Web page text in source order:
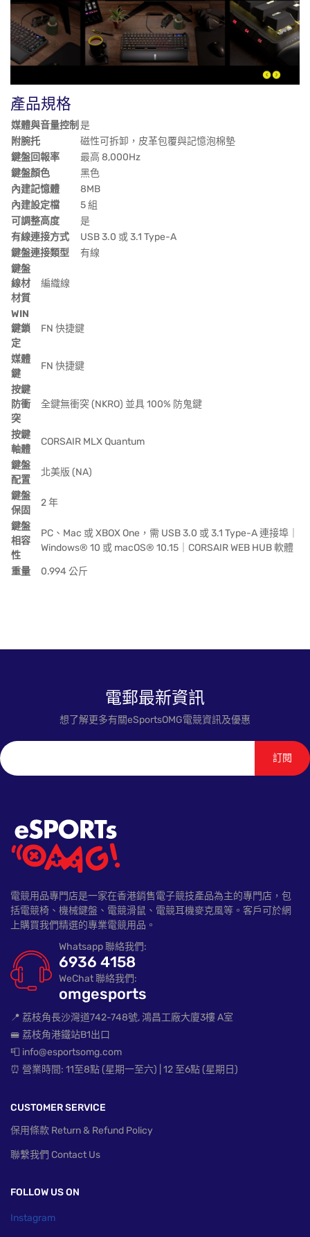
產品規格
媒體與音量控制 是
附腕托
磁性可拆卸，皮革包覆與記憶泡棉墊
鍵盤回報率
最高 8,000Hz
鍵盤顏色
黑色
內建記憶體
8MB
內建設定檔
5 組
可調整高度
是
有線連接方式
USB 3.0 或 3.1 Type-A
鍵盤連接類型
有線
鍵盤
線材
材質
編織線
WIN
鍵鎖
定
FN 快捷鍵
媒體
鍵
FN 快捷鍵
按鍵
防衝
突
全鍵無衝突 (NKRO) 並具 100% 防鬼鍵
按鍵
軸體
CORSAIR MLX Quantum
鍵盤
配置
北美版 (NA)
鍵盤
保固
2 年
鍵盤
相容
性
PC、Mac 或 XBOX One，需 USB 3.0 或 3.1 Type-A 連接埠｜
Windows® 10 或 macOS® 10.15｜CORSAIR WEB HUB 軟體
重量
0.994 公斤
電郵最新資訊
想了解更多有關eSportsOMG電競資訊及優惠
訂閱
電競用品專門店是一家在香港銷售電子競技產品為主的專門店，包
括電競椅、機械鍵盤、電競滑鼠、電競耳機麥克風等。客戶可於網
上購買我們精選的專業電競用品。
Whatsapp 聯絡我們:
6936 4158
WeChat 聯絡我們:
omgesports
📍 荔枝角長沙灣道742-748號, 鴻昌工廠大廈3樓 A室
🚝 荔枝角港鐵站B1出口
📮 info@esportsomg.com
⏰ 營業時間: 11至8點 (星期一至六) | 12 至6點 (星期日)
CUSTOMER SERVICE
保用條款 Return & Refund Policy
聯繫我們 Contact Us
FOLLOW US ON
Instagram